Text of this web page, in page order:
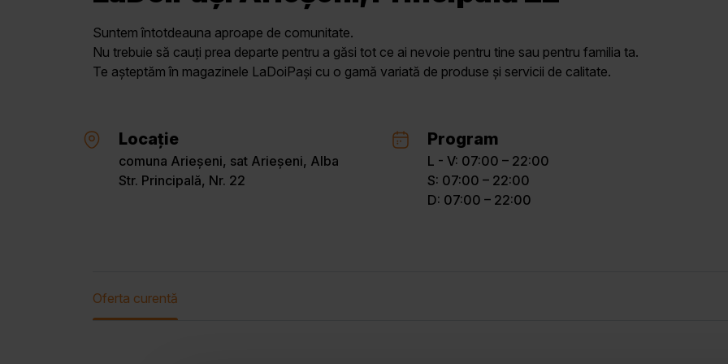
Suntem întotdeauna aproape de comunitate.
Nu trebuie să cauți prea departe pentru a găsi tot ce ai nevoie pentru tine sau pentru familia ta.
Te așteptăm în magazinele LaDoiPași cu o gamă variată de produse și servicii de calitate.
Locație
comuna Arieșeni, sat Arieșeni, Alba
Str. Principală, Nr. 22
Program
L - V: 07:00 – 22:00
S: 07:00 – 22:00
D: 07:00 – 22:00
Oferta curentă